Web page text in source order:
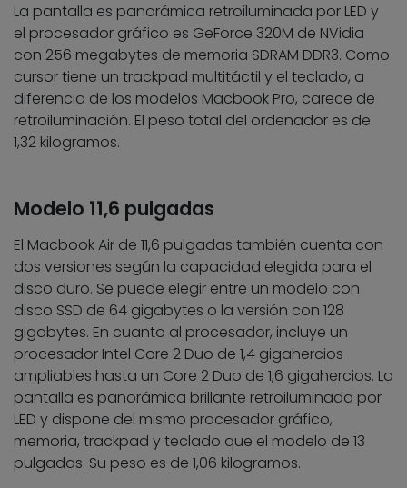
La pantalla es panorámica retroiluminada por LED y
el procesador gráfico es GeForce 320M de NVidia
con 256 megabytes de memoria SDRAM DDR3. Como
cursor tiene un trackpad multitáctil y el teclado, a
diferencia de los modelos Macbook Pro, carece de
retroiluminación. El peso total del ordenador es de
1,32 kilogramos.
Modelo 11,6 pulgadas
El Macbook Air de 11,6 pulgadas también cuenta con
dos versiones según la capacidad elegida para el
disco duro. Se puede elegir entre un modelo con
disco SSD de 64 gigabytes o la versión con 128
gigabytes. En cuanto al procesador, incluye un
procesador Intel Core 2 Duo de 1,4 gigahercios
ampliables hasta un Core 2 Duo de 1,6 gigahercios. La
pantalla es panorámica brillante retroiluminada por
LED y dispone del mismo procesador gráfico,
memoria, trackpad y teclado que el modelo de 13
pulgadas. Su peso es de 1,06 kilogramos.